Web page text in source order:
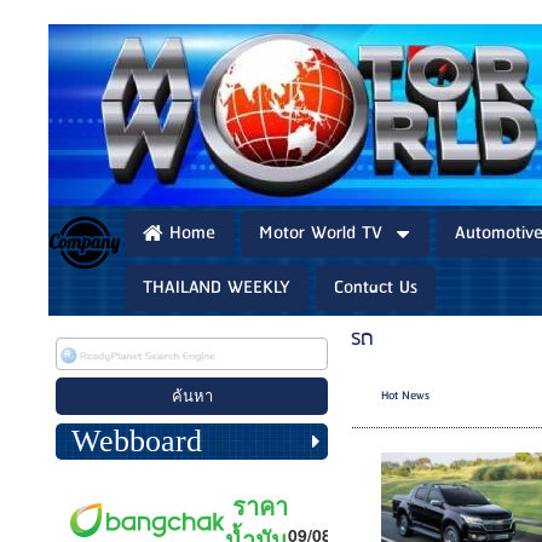
Home Motor World TV
THAILAND WEEKLY
Contact Us
Webboard
รถ
Hot News